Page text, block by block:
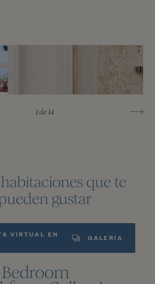
1de 14
que te
gustar
VIRTUAL EN
GALERÍA